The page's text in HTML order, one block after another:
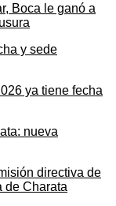
Boca le ganó a
ya tiene fecha
directiva de
de Charata